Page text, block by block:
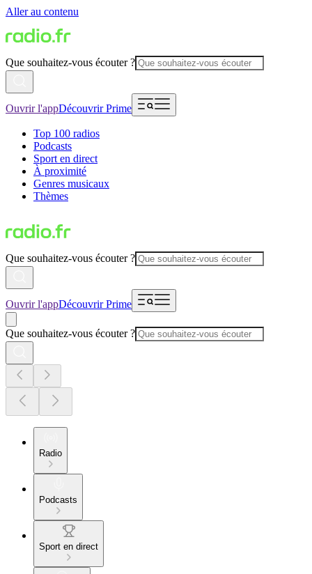
Aller au contenu
Que souhaitez-vous écouter ?
Ouvrir l'appDécouvrir Prime
Top 100 radios
Podcasts
Sport en direct
À proximité
Genres musicaux
Thèmes
Que souhaitez-vous écouter ?
Ouvrir l'appDécouvrir Prime
Que souhaitez-vous écouter ?
Radio
Podcasts
Sport en direct